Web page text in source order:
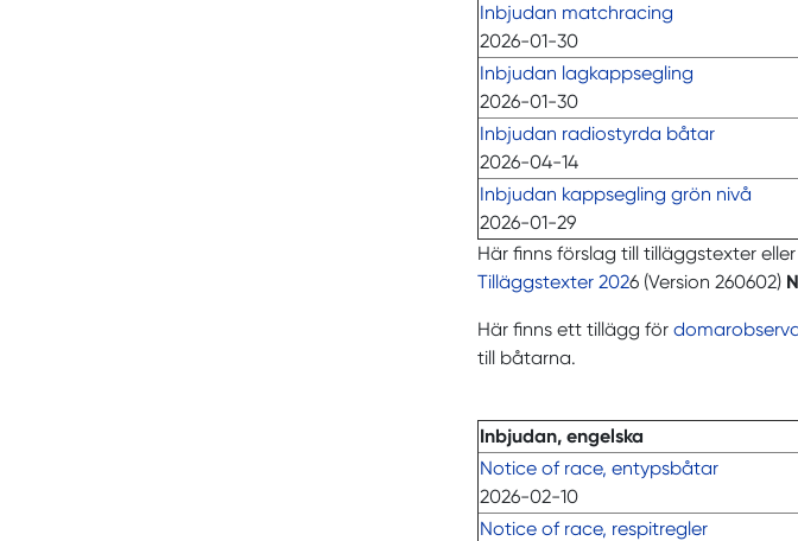
Inbjudan matchracing
2026-01-30
Inbjudan lagkappsegling
2026-01-30
Inbjudan radiostyrda båtar
2026-04-14
Inbjudan kappsegling grön nivå
2026-01-29
Här finns förslag till tilläggstexter
Tilläggstexter 2026 (Version 260602)
Här finns ett tillägg för
till båtarna.
Inbjudan, engelska
Notice of race, entypsbåtar
2026-02-10
Notice of race, respitregler